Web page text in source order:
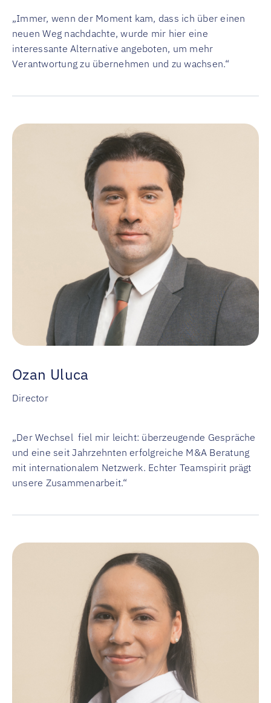
„Immer, wenn der Moment kam, dass ich über einen
neuen Weg nachdachte, wurde mir hier eine
interessante Alternative angeboten, um mehr
Verantwortung zu übernehmen und zu wachsen.“
Ozan Uluca
Director
„Der Wechsel fiel mir leicht: überzeugende Gespräche
und eine seit Jahrzehnten erfolgreiche M&A Beratung
mit internationalem Netzwerk. Echter Teamspirit prägt
unsere Zusammenarbeit.“